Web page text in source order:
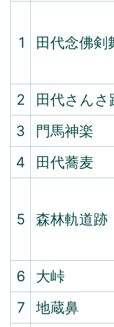
1 田代念佛剣
2
田代さんさ
3
門馬神楽
4
田代蕎麦
5 森林軌道跡
6
大峠
7
地蔵鼻